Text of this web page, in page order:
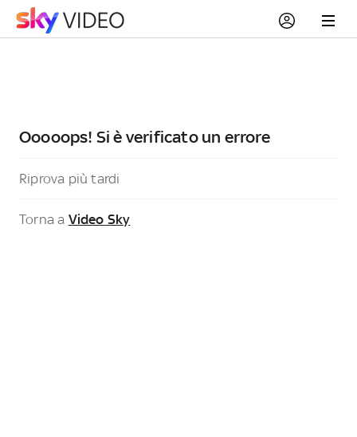
Ooooops! Si è verificato un errore
Riprova più tardi
Torna a Video Sky